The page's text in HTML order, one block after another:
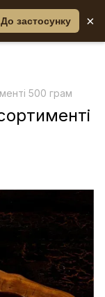
До застосунку ×
500 грам